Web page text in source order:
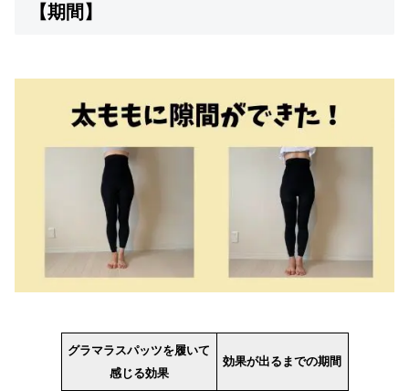
【期間】
グラマラスパッツを履いて
感じる効果
効果が出るまでの期間